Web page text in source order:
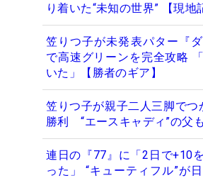
り着いた“未知の世界” 【現地
笠りつ子が未発表パター『
で高速グリーンを完全攻略
いた」【勝者のギア】
笠りつ子が親子二人三脚で
勝利 “エースキャディ”の父
連日の『77』に「2日で+10
った」 “キューティフル”が